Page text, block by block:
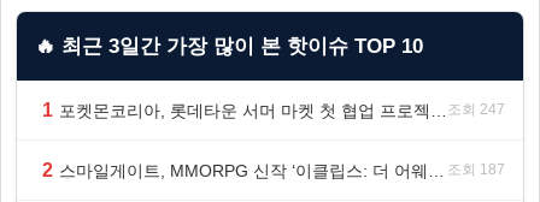
🔥 최근 3일간 가장 많이 본 핫이슈 TOP 10
1 조회 247
2 조회 187